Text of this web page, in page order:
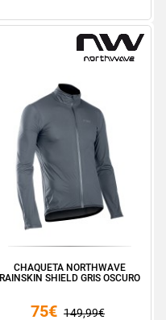
CHAQUETA NORTHWAVE
RAINSKIN SHIELD GRIS OSCURO
75€ 149,99€